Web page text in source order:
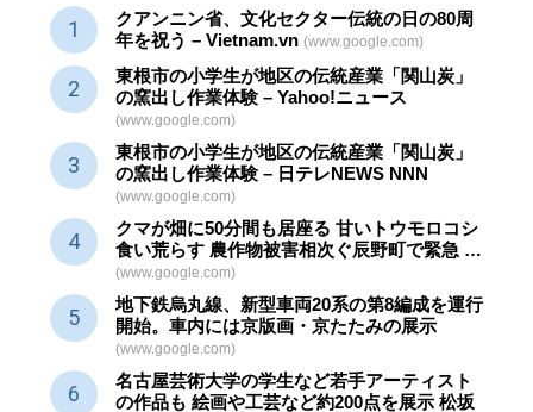
クアンニン省、文化セクター伝統の日の80周
年を祝う – Vietnam.vn (www.google.com)
東根市の小学生が地区の伝統産業 「関山炭」
の窯出し作業体験 – Yahoo!ニュース
(www.google.com)
東根市の小学生が地区の伝統産業 「関山炭」
の窯出し作業体験 – 日テレNEWS NNN
(www.google.com)
クマが畑に50分間も居座る 甘いトウモロコシ
食い荒らす 農作物被害相次ぐ辰野町で緊急 …
(www.google.com)
地下鉄烏丸線、新型車両20系の第8編成を運行
開始。車内には京版画・京たたみの展示
(www.google.com)
名古屋芸術大学の学生など若手アーティスト
の作品も 絵画や工芸など約200点を展示 松坂